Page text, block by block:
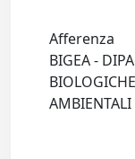
Afferenza
BIGEA -
AMBIENTALI